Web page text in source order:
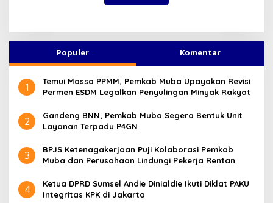
Populer Komentar
1
Temui Massa PPMM, Pemkab Muba Upayakan Revisi
Permen ESDM Legalkan Penyulingan Minyak Rakyat
2
Gandeng BNN, Pemkab Muba Segera Bentuk Unit
Layanan Terpadu P4GN
3
BPJS Ketenagakerjaan Puji Kolaborasi Pemkab
Muba dan Perusahaan Lindungi Pekerja Rentan
4
Ketua DPRD Sumsel Andie Dinialdie Ikuti Diklat PAKU
Integritas KPK di Jakarta